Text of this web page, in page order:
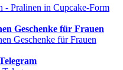
Geschenke für Frauen